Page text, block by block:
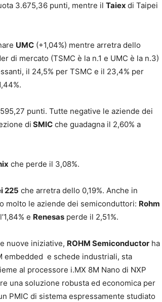
3.675,36 punti, mentre il Taiex di Taipei
UMC (+1,04%) mentre arretra dello
di mercato (TSMC è la n.1 e UMC è la n.3)
il 24,5% per TSMC e il 23,4% per
punti. Tutte negative le aziende dei
di SMIC che guadagna il 2,60% a
che perde il 3,08%.
225 che arretra dello 0,19%. Anche in
molto le aziende dei semiconduttori: Rohm
e Renesas perde il 2,51%.
nuove iniziative, ROHM Semiconductor ha
embedded e schede industriali, sta
al processore i.MX 8M Nano di NXP
una soluzione robusta ed economica per
PMIC di sistema espressamente studiato